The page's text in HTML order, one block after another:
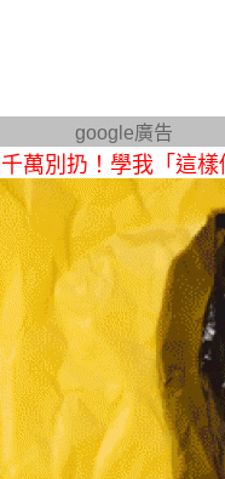
google廣告
萬別扔！學我「這